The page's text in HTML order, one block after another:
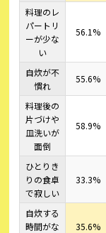
料理のレ
パートリ
ーが少な
い
56.1%
自炊が不
慣れ
55.6%
料理後の
片づけや
皿洗いが
面倒
58.9%
ひとりき
りの食卓
で寂しい
33.3%
自炊する
時間がな
35.6%